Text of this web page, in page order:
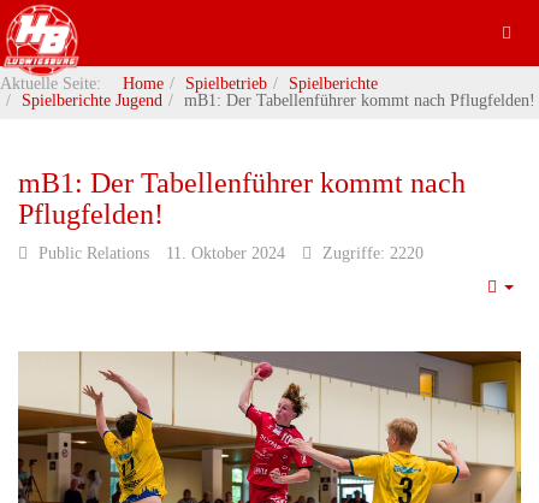
Aktuelle Seite: Home Spielbetrieb
Spielberichte
Spielberichte Jugend
mB1: Der Tabellenführer kommt nach Pflugfelden!
mB1: Der Tabellenführer kommt nach
Pflugfelden!
Public Relations 11. Oktober 2024 Zugriffe: 2220